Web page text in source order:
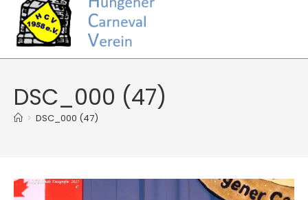
DSC_000 (47)
> DSC_000 (47)